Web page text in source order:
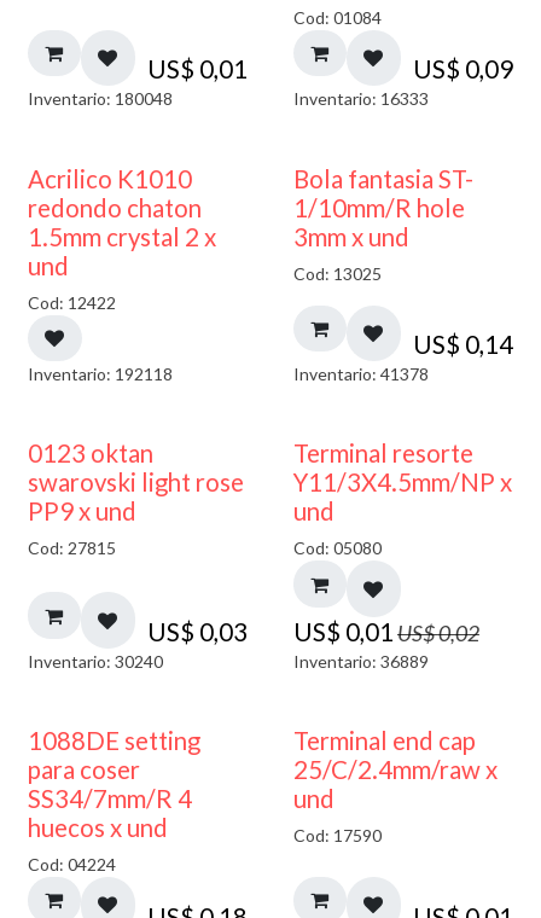
US$ 0,01
Inventario: 180048
Cod: 01084
US$ 0,09
Inventario: 16333
50% DESCUENTO
Acrilico K1010
redondo chaton
1.5mm crystal 2 x
und
Cod: 12422
Inventario: 192118
Bola fantasia ST-
1/10mm/R hole
3mm x und
Cod: 13025
US$ 0,14
Inventario: 41378
0123 oktan
swarovski light rose
PP9 x und
Cod: 27815
US$ 0,03
Inventario: 30240
50% DESCUENTO
Terminal resorte
Y11/3X4.5mm/NP x
und
Cod: 05080
US$ 0,01 US$0,02
Inventario: 36889
1088DE setting
para coser
SS34/7mm/R 4
huecos x und
Cod: 04224
Terminal end cap
25/C/2.4mm/raw x
und
Cod: 17590